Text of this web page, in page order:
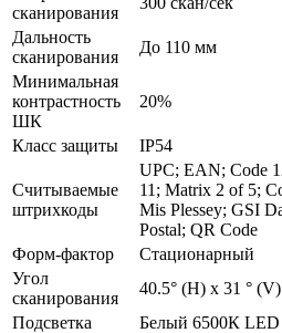
сканирования
Дальность
сканирования
До 110 мм
Минимальная
контрастность
ШК
20%
Класс защиты IP54
Считываемые
штрихкоды
UPC; EAN; Code
11; Matrix 2 of 5;
Mis Plessey; GSI
Postal; QR Code
Форм-фактор
Стационарный
Угол
сканирования
40.5° (H) x 31 ° (V)
Подсветка
Белый 6500К LED